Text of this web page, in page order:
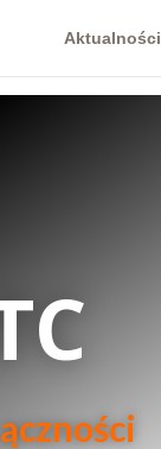
Aktualności